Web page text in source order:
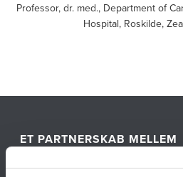
Professor, dr. med., Department of
Hospital, Roskilde,
ET PARTNERSKAB MELLEM